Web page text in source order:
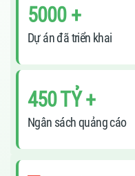
5000 +
Dự án đã triển khai
450 TỶ +
Ngân sách quảng cáo